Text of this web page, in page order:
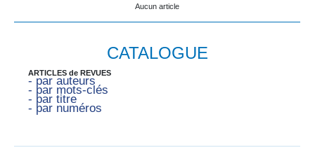
Aucun article
CATALOGUE
ARTICLES de REVUES
- par auteurs
- par mots-clés
- par titre
- par numéros